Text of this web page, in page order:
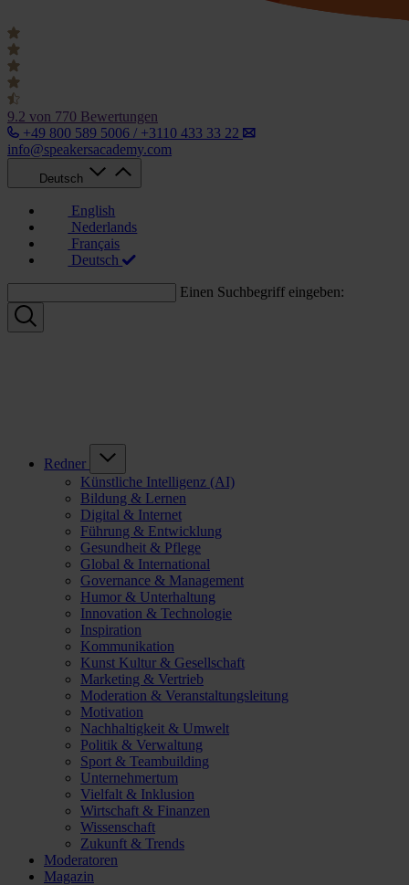
9.2 von 770 Bewertungen
+49 800 589 5006 / +3110 433 33 22
info@speakersacademy.com
Deutsch
English
Nederlands
Français
Deutsch
Einen Suchbegriff eingeben:
Redner
Künstliche Intelligenz (AI)
Bildung & Lernen
Digital & Internet
Führung & Entwicklung
Gesundheit & Pflege
Global & International
Governance & Management
Humor & Unterhaltung
Innovation & Technologie
Inspiration
Kommunikation
Kunst Kultur & Gesellschaft
Marketing & Vertrieb
Moderation & Veranstaltungsleitung
Motivation
Nachhaltigkeit & Umwelt
Politik & Verwaltung
Sport & Teambuilding
Unternehmertum
Vielfalt & Inklusion
Wirtschaft & Finanzen
Wissenschaft
Zukunft & Trends
Moderatoren
Magazin